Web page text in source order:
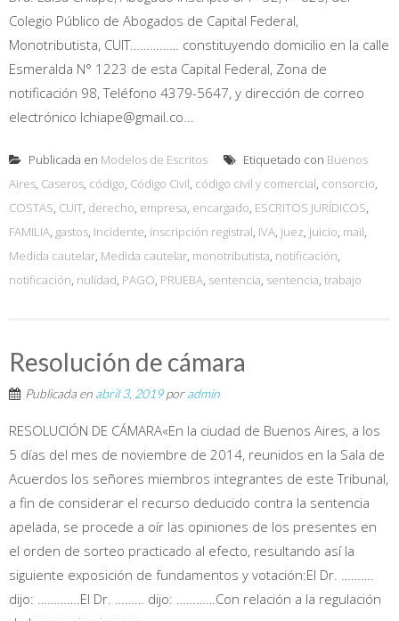
Colegio Público de Abogados de Capital Federal,
Monotributista, CUIT…………… constituyendo domicilio en la calle
Esmeralda N° 1223 de esta Capital Federal, Zona de
notificación 98, Teléfono 4379-5647, y dirección de correo
electrónico lchiape@gmail.co...
Publicada en Modelos de Escritos Etiquetado con Buenos
Aires, Caseros, código, Código Civil, código civil y comercial, consorcio,
COSTAS, CUIT, derecho, empresa, encargado, ESCRITOS JURÍDICOS,
FAMILIA, gastos, Incidente, inscripción registral, IVA, juez, juicio, mail,
Medida cautelar, Medida cautelar, monotributista, notificación,
notificación, nulidad, PAGO, PRUEBA, sentencia, sentencia, trabajo
Resolución de cámara
Publicada en abril 3, 2019poradmin
RESOLUCIÓN DE CÁMARA«En la ciudad de Buenos Aires, a los
5 días del mes de noviembre de 2014, reunidos en la Sala de
Acuerdos los señores miembros integrantes de este Tribunal,
a fin de considerar el recurso deducido contra la sentencia
apelada, se procede a oír las opiniones de los presentes en
el orden de sorteo practicado al efecto, resultando así la
siguiente exposición de fundamentos y votación:El Dr. ……….
dijo: ………….El Dr. ……… dijo: …………Con relación a la regulación